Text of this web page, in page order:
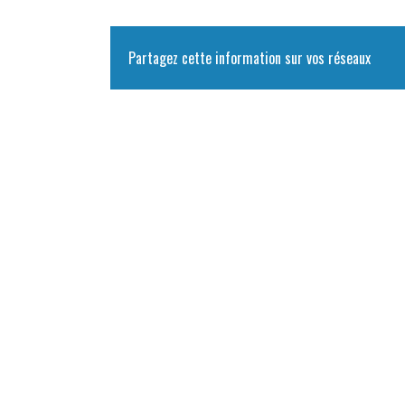
Partagez cette information sur vos réseaux